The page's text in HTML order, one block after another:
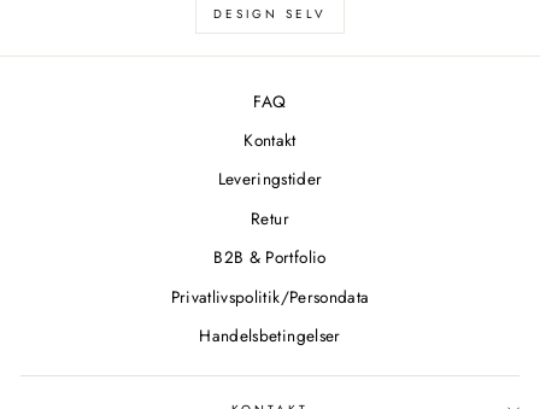
DESIGN SELV
FAQ
Kontakt
Leveringstider
Retur
B2B & Portfolio
Privatlivspolitik/Persondata
Handelsbetingelser